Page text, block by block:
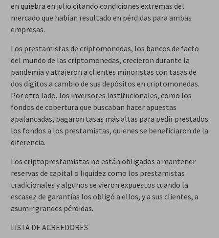
en quiebra en julio citando condiciones extremas del
mercado que habían resultado en pérdidas para ambas
empresas.
Los prestamistas de criptomonedas, los bancos de facto
del mundo de las criptomonedas, crecieron durante la
pandemia y atrajeron a clientes minoristas con tasas de
dos dígitos a cambio de sus depósitos en criptomonedas.
Por otro lado, los inversores institucionales, como los
fondos de cobertura que buscaban hacer apuestas
apalancadas, pagaron tasas más altas para pedir prestados
los fondos a los prestamistas, quienes se beneficiaron de la
diferencia.
Los criptoprestamistas no están obligados a mantener
reservas de capital o liquidez como los prestamistas
tradicionales y algunos se vieron expuestos cuando la
escasez de garantías los obligó a ellos, y a sus clientes, a
asumir grandes pérdidas.
LISTA DE ACREEDORES